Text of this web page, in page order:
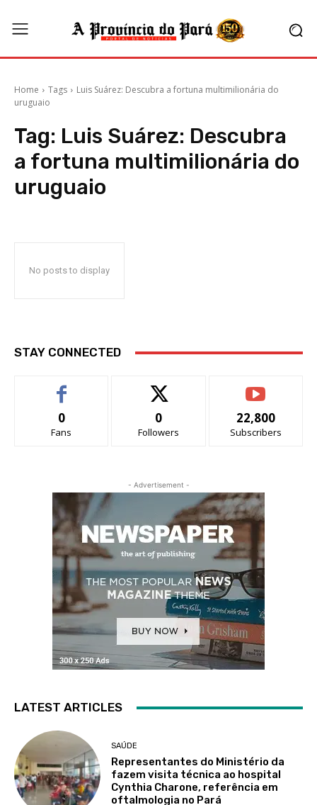
Home Tags
Luis Suárez: Descubra a fortuna multimilionária do
uruguaio
Tag: Luis Suárez: Descubra
a fortuna multimilionária do
uruguaio
No posts to display
STAY CONNECTED
0
Fans
0
Followers
22,800
Subscribers
- Advertisement -
LATEST ARTICLES
SAÚDE
Representantes do Ministério da
fazem visita técnica ao hospital
Cynthia Charone, referência em
oftalmologia no Pará